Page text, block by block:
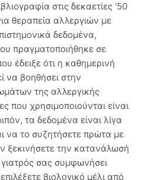
στις δεκαετίες ‘50
θεραπεία αλλεργιών με
δεδομένα,
πραγματοποιήθηκε σε
έδειξε ότι η καθημερινή
να βοηθήσει στην
της αλλεργικής
που χρησιμοποιούνται είναι
τα δεδομένα είναι λίγα
να το συζητήσετε πρώτα με
ξεκινήσετε την κατανάλωσή
σας συμφωνήσει
βιολογικό μέλι από